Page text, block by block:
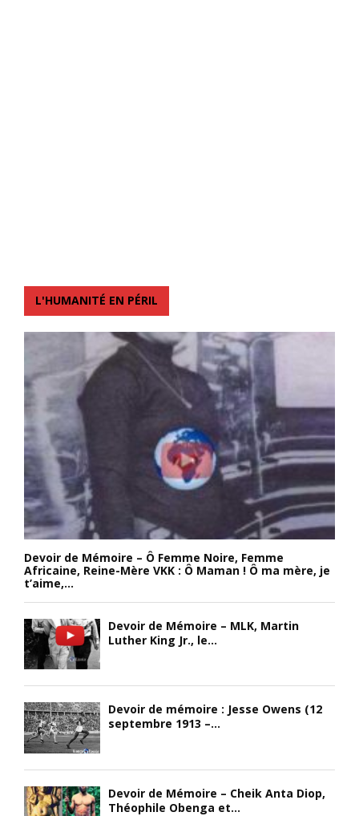
L'HUMANITÉ EN PÉRIL
Devoir de Mémoire – Ô Femme Noire, Femme
Africaine, Reine-Mère VKK : Ô Maman ! Ô ma mère, je
t’aime,...
Devoir de Mémoire – MLK, Martin
Luther King Jr., le...
Devoir de mémoire : Jesse Owens (12
septembre 1913 –...
Devoir de Mémoire – Cheik Anta Diop,
Théophile Obenga et...